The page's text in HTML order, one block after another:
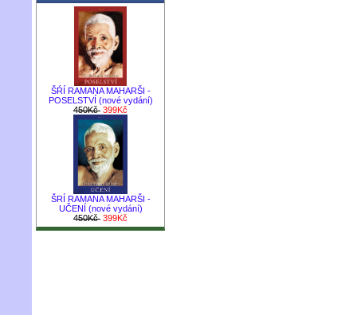
ŠŔÍ RAMANA MAHARŠI -
POSELSTVÍ (nové vydání)
450Kč 399Kč
ŠRÍ RAMANA MAHARŠI -
UČENÍ (nové vydání)
450Kč 399Kč